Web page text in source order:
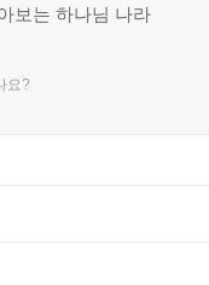
보는 하나님 나라
요?